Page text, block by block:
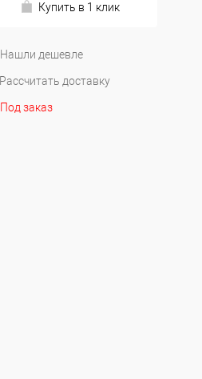
Купить в 1 клик
Нашли дешевле
Рассчитать доставку
Под заказ